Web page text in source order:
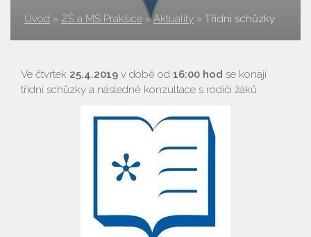
Úvod » ZŠ a MŠ Prakšice » Aktuality » Třídní schůzky
Ve čtvrtek 25.4.2019 v době od 16:00 hod se konají
třídní schůzky a následně konzultace s rodiči žáků.